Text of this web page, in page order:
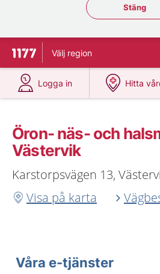
Stäng
Stäng
Till startsidan för 1177
Välj region
Logga in
på 1177.se
Hitta
på
Öron- näs- och
Västervik
Karstorpsvägen 13,
Visa på karta
Våra e-tjänster